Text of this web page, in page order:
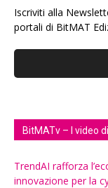
Iscriviti alla
portali di BitMAT
BitMATv – I video
TrendAI rafforza
innovazione per la